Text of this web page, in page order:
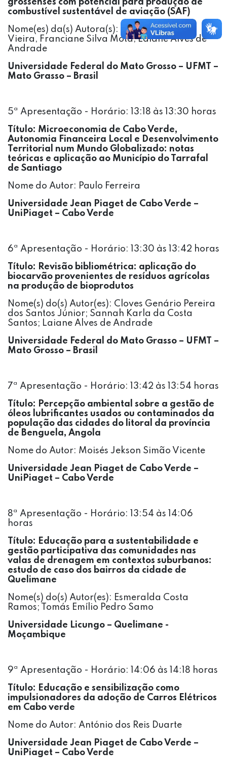
grossenses com potencial para produção de
combustível sustentável de aviação (SAF)
Nome(es) da(s) Autora(s): Bruna dos Santos
Vieira, Franciane Silva Mota, Laiane Alves de
Andrade
Universidade Federal do Mato Grosso – UFMT –
Mato Grasso – Brasil
5ª Apresentação - Horário: 13:18 às 13:30 horas
Título: Microeconomia de Cabo Verde,
Autonomia Financeira Local e Desenvolvimento
Territorial num Mundo Globalizado: notas
teóricas e aplicação ao Município do Tarrafal
de Santiago
Nome do Autor: Paulo Ferreira
Universidade Jean Piaget de Cabo Verde –
UniPiaget – Cabo Verde
6ª Apresentação - Horário: 13:30 às 13:42 horas
Título: Revisão bibliométrica: aplicação do
biocarvão provenientes de resíduos agrícolas
na produção de bioprodutos
Nome(s) do(s) Autor(es): Cloves Genário Pereira
dos Santos Júnior; Sannah Karla da Costa
Santos; Laiane Alves de Andrade
Universidade Federal do Mato Grasso – UFMT –
Mato Grosso – Brasil
7ª Apresentação - Horário: 13:42 às 13:54 horas
Título: Percepção ambiental sobre a gestão de
óleos lubrificantes usados ou contaminados da
população das cidades do litoral da província
de Benguela, Angola
Nome do Autor: Moisés Jekson Simão Vicente
Universidade Jean Piaget de Cabo Verde –
UniPiaget – Cabo Verde
8ª Apresentação - Horário: 13:54 às 14:06
horas
Título: Educação para a sustentabilidade e
gestão participativa das comunidades nas
valas de drenagem em contextos suburbanos:
estudo de caso dos bairros da cidade de
Quelimane
Nome(s) do(s) Autor(es): Esmeralda Costa
Ramos; Tomás Emílio Pedro Samo
Universidade Licungo – Quelimane -
Moçambique
9ª Apresentação - Horário: 14:06 às 14:18 horas
Título: Educação e sensibilização como
impulsionadores da adoção de Carros Elétricos
em Cabo verde
Nome do Autor: António dos Reis Duarte
Universidade Jean Piaget de Cabo Verde –
UniPiaget – Cabo Verde